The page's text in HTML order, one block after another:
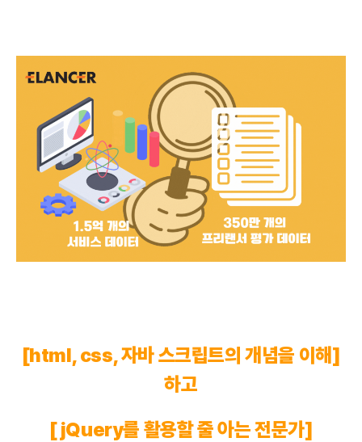
[html, css,자바 스크립트의 개념을 이해]
하고
[ jQuery를 활용할 줄 아는 전문가]